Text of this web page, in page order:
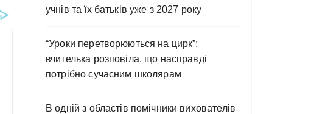
учнів та їх батьків уже з 2027 року
“Уроки перетворюються на цирк”:
вчителька розповіла, що насправді
потрібно сучасним школярам
В одній з областів помічники вихователів